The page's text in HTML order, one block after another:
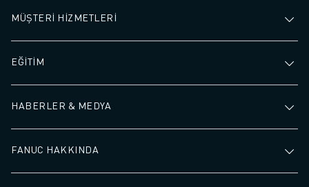
MÜŞTERİ HİZMETLERİ
EĞİTİM
HABERLER & MEDYA
FANUC HAKKINDA